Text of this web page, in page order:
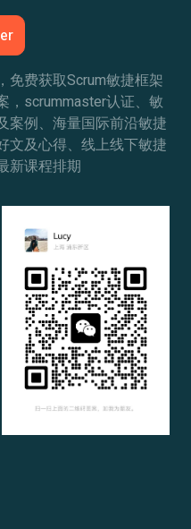
免费获取Scrum敏捷框架
，scrummaster认证、敏
案例、海量国际前沿敏捷
文及心得、线上线下敏捷
新课程排期